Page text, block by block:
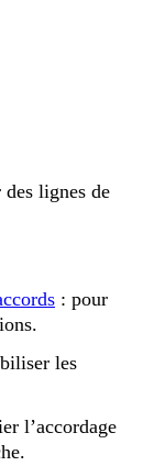
des lignes de
: pour
les
l’accordage